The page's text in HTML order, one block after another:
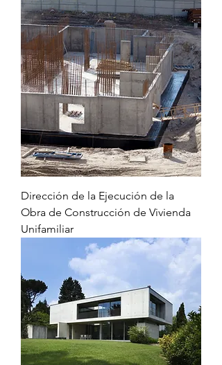
Dirección de la Ejecución de la
Obra de Construcción de Vivienda
Unifamiliar